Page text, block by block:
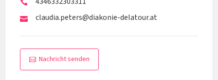
claudia.peters@diakonie-delatour.at
Nachricht senden